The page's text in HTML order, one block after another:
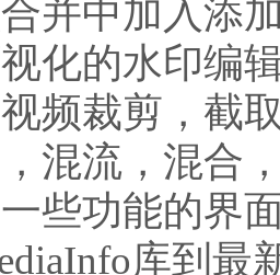
并中加入添
化的水印编
频裁剪，截
混流，混合
些功能的界
库到最